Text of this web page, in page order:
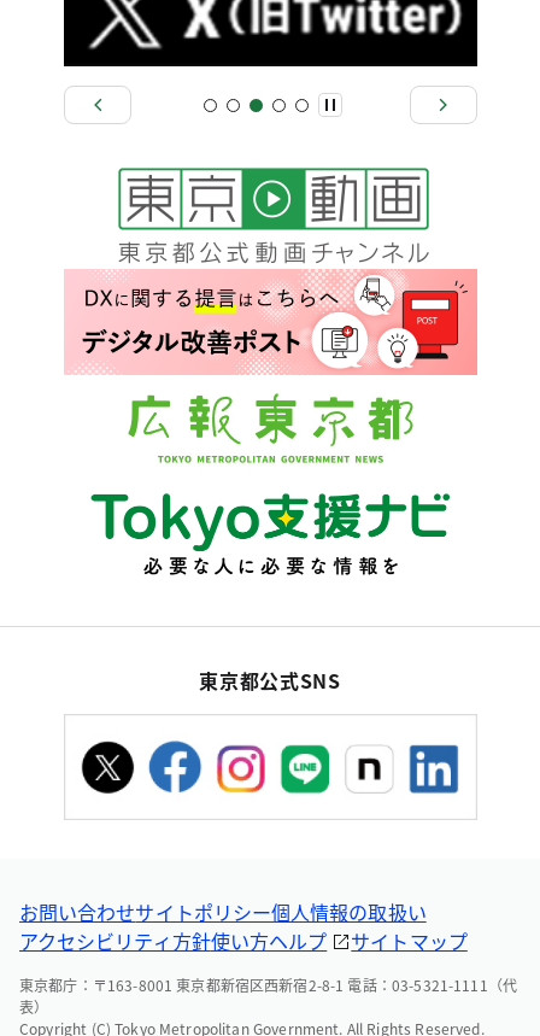
東京都公式SNS
お問い合わせサイトポリシー個人情報の取扱い
アクセシビリティ方針使い方ヘルプ サイトマップ
東京都庁：〒163-8001 東京都新宿区西新宿2-8-1 電話：03-5321-1111（代
表）
Copyright (C) Tokyo Metropolitan Government. All Rights Reserved.